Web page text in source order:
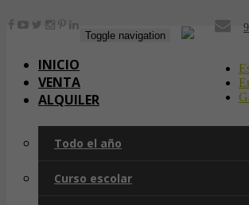
Toggle navigation
INICIO
VENTA
ALQUILER
Todo el año
Curso escolar